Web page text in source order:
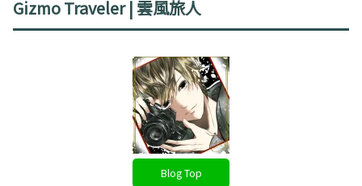
Gizmo Traveler | 雲風旅人
Blog Top